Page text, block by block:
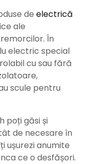
de electrică
ale
În
electric special
cu sau fără
scule pentru
poți găsi și
de necesare în
ușurezi anumite
ce o desfășori.